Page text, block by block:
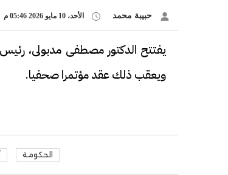
حبيبة محمد الأحد، 10 مايو 2026 05:46 م
يفتتح الدكتور مصطفى مدبولى، رئيس
ويعقب ذلك عقد مؤتمرا صحفيا.
الحكومة